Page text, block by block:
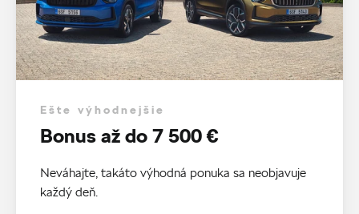
Ešte výhodnejšie
Bonus až do 7 500 €
Neváhajte, takáto výhodná ponuka sa neobjavuje
každý deň.